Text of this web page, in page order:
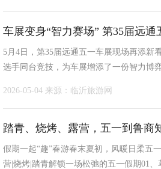
车展变身“智力赛场” 第35届远
5月4日，第35届远通五一车展现场再添新
选手同台竞技，为车展增添了一份智力博
2026-05-04 来源：临沂旅游网
踏青、烧烤、露营，五一到鲁商
假期一起“趣”春游春末夏初，风暖日柔五
营|烧烤|踏青解锁一场松弛的五一假期01、